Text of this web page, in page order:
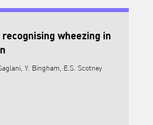
wheezing in
Y. Bingham, E.S. Scotney
Challenges in recognising wheezing in young children